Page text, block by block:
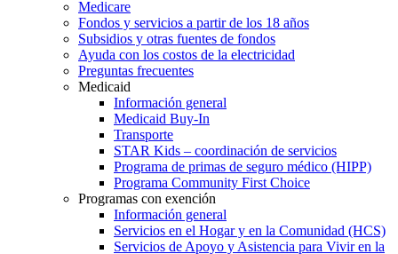
Medicare
Fondos y servicios a partir de los 18 años
Subsidios y otras fuentes de fondos
Ayuda con los costos de la electricidad
Preguntas frecuentes
Medicaid
Información general
Medicaid Buy-In
Transporte
STAR Kids – coordinación de servicios
Programa de primas de seguro médico (HIPP)
Programa Community First Choice
Programas con exención
Información general
Servicios en el Hogar y en la Comunidad (HCS)
Servicios de Apoyo y Asistencia para Vivir en la